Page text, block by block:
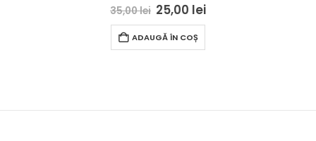
out of 5
35,00lei 25,00 lei
ADAUGĂ ÎN COȘ